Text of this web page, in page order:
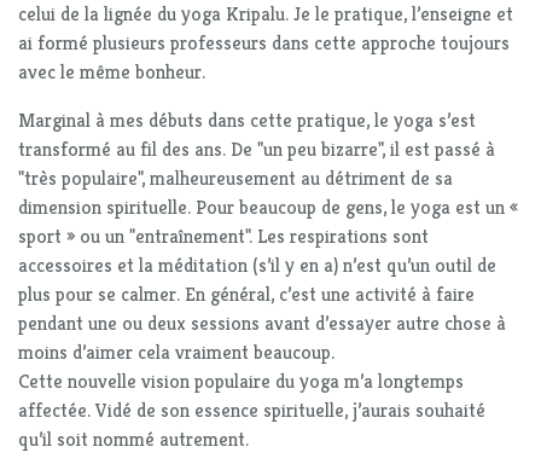
celui de la lignée du yoga Kripalu. Je le pratique, l’enseigne et
ai formé plusieurs professeurs dans cette approche toujours
avec le même bonheur.
Marginal à mes débuts dans cette pratique, le yoga s’est
transformé au fil des ans. De "un peu bizarre", il est passé à
"très populaire", malheureusement au détriment de sa
dimension spirituelle. Pour beaucoup de gens, le yoga est un «
sport » ou un "entraînement". Les respirations sont
accessoires et la méditation (s’il y en a) n’est qu’un outil de
plus pour se calmer. En général, c’est une activité à faire
pendant une ou deux sessions avant d’essayer autre chose à
moins d’aimer cela vraiment beaucoup.
Cette nouvelle vision populaire du yoga m’a longtemps
affectée. Vidé de son essence spirituelle, j’aurais souhaité
qu’il soit nommé autrement.